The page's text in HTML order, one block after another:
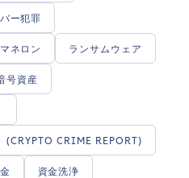
ー犯罪
マネロン ランサムウェア
号資産
(CRYPTO CRIME REPORT)
資金洗浄